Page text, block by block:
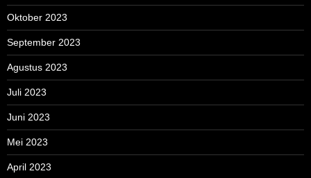
Oktober 2023
September 2023
Agustus 2023
Juli 2023
Juni 2023
Mei 2023
April 2023